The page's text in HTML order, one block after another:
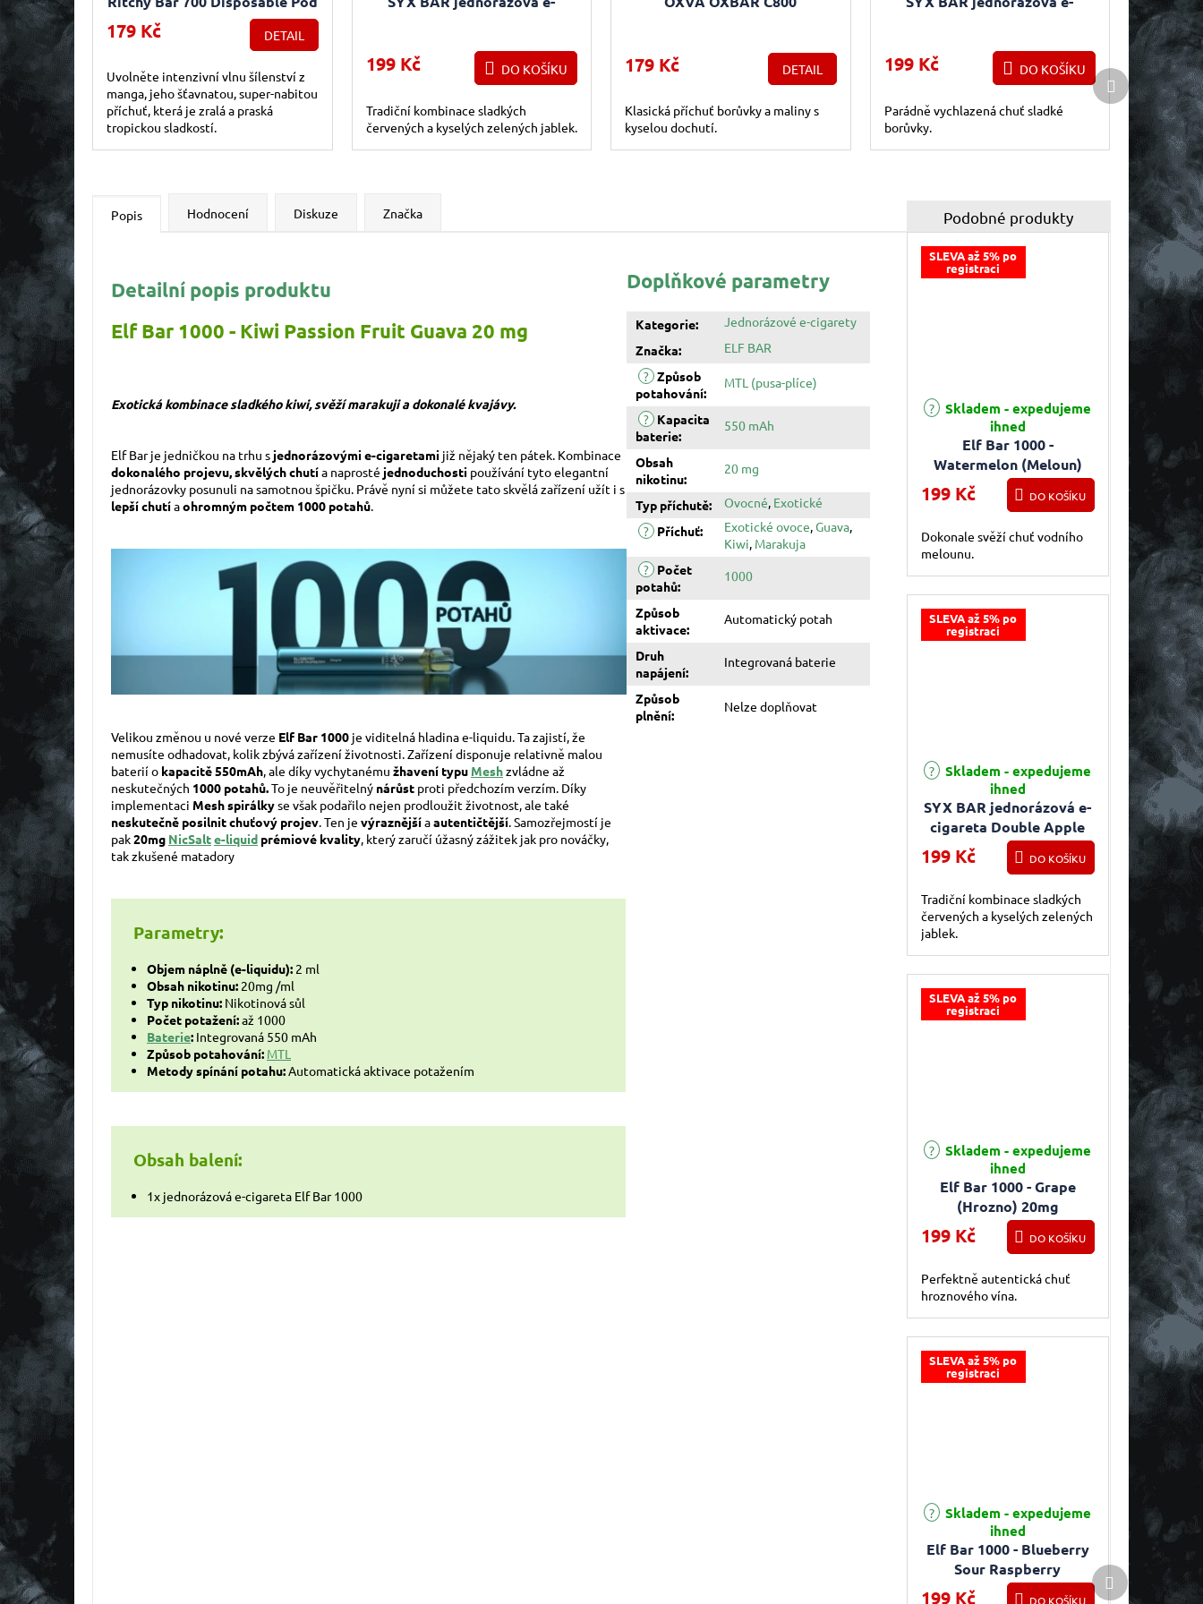
- Triple Mango (Mango) 20mg
179 Kč DETAIL
Uvolněte intenzivní vlnu šílenství z
manga, jeho šťavnatou, super-nabitou
příchuť, která je zralá a praská
tropickou sladkostí.
199 Kč DO KOŠÍKU
Tradiční kombinace sladkých
červených a kyselých zelených jablek.
a malina) 16mg
179 Kč DETAIL
Klasická příchuť borůvky a maliny s
kyselou dochutí.
199 Kč DO KOŠÍKU
Parádně vychlazená chuť sladké
borůvky.
Další produkt
Popis Hodnocení Diskuze Značka
Detailní popis produktu
Elf Bar 1000 - Kiwi Passion Fruit Guava 20 mg
Exotická kombinace sladkého kiwi, svěží marakuji a dokonalé kvajávy.
Elf Bar je jedničkou na trhu s jednorázovými e-cigaretami již nějaký ten pátek. Kombinace
dokonalého projevu, skvělých chutía naprosté jednoduchosti používání tyto elegantní
jednorázovky posunuli na samotnou špičku. Právě nyní si můžete tato skvělá zařízení užít i s
lepší chutíaohromným počtem 1000 potahů.
Velikou změnou u nové verze Elf Bar 1000 je viditelná hladinae-liquidu. Ta zajistí, že
nemusíte odhadovat, kolik zbývá zařízení životnosti. Zařízení disponuje relativně malou
baterií o kapacitě 550mAh, ale díky vychytanému žhavení typu Meshzvládne až
neskutečných 1000 potahů.To je neuvěřitelný nárůst proti předchozím verzím. Díky
implementaci Mesh spirálkyse však podařilo nejen prodloužit životnost, ale také
neskutečně posilnit chuťový projev. Ten je výraznějšíaautentičtější. Samozřejmostí je
pak20mg NicSalte-liquid prémiové kvality, který zaručí úžasný zážitek jak pro nováčky,
tak zkušené matadory
Parametry:
Objem náplně (e-liquidu): 2 ml
Obsah nikotinu: 20mg /ml
Typ nikotinu: Nikotinová sůl
Počet potažení:až 1000
Baterie: Integrovaná 550 mAh
Způsob potahování: MTL
Metody spínání potahu:Automatická aktivace potažením
Obsah balení:
1x jednorázová e-cigareta Elf Bar 1000
Doplňkové parametry
Kategorie:
Jednorázové e-cigarety
Značka:
ELF BAR
? Způsob
potahování:
MTL (pusa-plíce)
? Kapacita
baterie:
550 mAh
Obsah
nikotinu:
20 mg
Typ příchutě: Ovocné, Exotické
? Příchuť: Exotické ovoce,Guava,
Kiwi, Marakuja
? Počet
potahů:
1000
Způsob
aktivace:
Automatický potah
Druh
napájení:
Integrovaná baterie
Způsob
plnění:
Nelze doplňovat
SLEVA až 5% po
registraci
Elf Bar 1000 -
Watermelon (Meloun)
20mg
Skladem - expedujeme
ihned
199 Kč DO KOŠÍKU
Dokonale svěží chuť vodního
melounu.
SLEVA až 5% po
registraci
SYX BAR jednorázová e-
cigareta Double Apple
Skladem - expedujeme
ihned
199 Kč DO KOŠÍKU
Tradiční kombinace sladkých
červených a kyselých zelených
jablek.
SLEVA až 5% po
registraci
Elf Bar 1000 - Grape
(Hrozno) 20mg
Skladem - expedujeme
ihned
199 Kč DO KOŠÍKU
Perfektně autentická chuť
hroznového vína.
SLEVA až 5% po
registraci
Elf Bar 1000 - Blueberry
Sour Raspberry
(Borůvka, malina) 20mg
Průměrné hodnocení produktu je 3,0 z 5
Skladem - expedujeme
ihned
199 Kč DO KOŠÍKU
Další produkt